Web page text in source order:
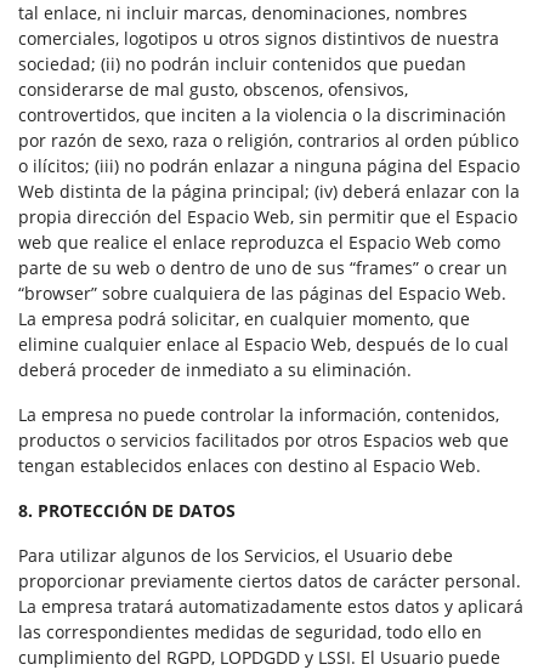
tal enlace, ni incluir marcas, denominaciones, nombres
comerciales, logotipos u otros signos distintivos de nuestra
sociedad; (ii) no podrán incluir contenidos que puedan
considerarse de mal gusto, obscenos, ofensivos,
controvertidos, que inciten a la violencia o la discriminación
por razón de sexo, raza o religión, contrarios al orden público
o ilícitos; (iii) no podrán enlazar a ninguna página del Espacio
Web distinta de la página principal; (iv) deberá enlazar con la
propia dirección del Espacio Web, sin permitir que el Espacio
web que realice el enlace reproduzca el Espacio Web como
parte de su web o dentro de uno de sus “frames” o crear un
“browser” sobre cualquiera de las páginas del Espacio Web.
La empresa podrá solicitar, en cualquier momento, que
elimine cualquier enlace al Espacio Web, después de lo cual
deberá proceder de inmediato a su eliminación.
La empresa no puede controlar la información, contenidos,
productos o servicios facilitados por otros Espacios web que
tengan establecidos enlaces con destino al Espacio Web.
8. PROTECCIÓN DE DATOS
Para utilizar algunos de los Servicios, el Usuario debe
proporcionar previamente ciertos datos de carácter personal.
La empresa tratará automatizadamente estos datos y aplicará
las correspondientes medidas de seguridad, todo ello en
cumplimiento del RGPD, LOPDGDD y LSSI. El Usuario puede